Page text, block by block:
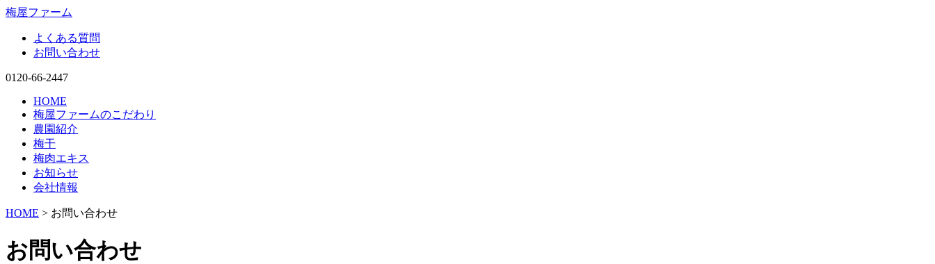
梅屋ファーム
よくある質問
お問い合わせ
0120-66-2447
HOME
梅屋ファームのこだわり
農園紹介
梅干
梅肉エキス
お知らせ
会社情報
HOME > お問い合わせ
お問い合わせ